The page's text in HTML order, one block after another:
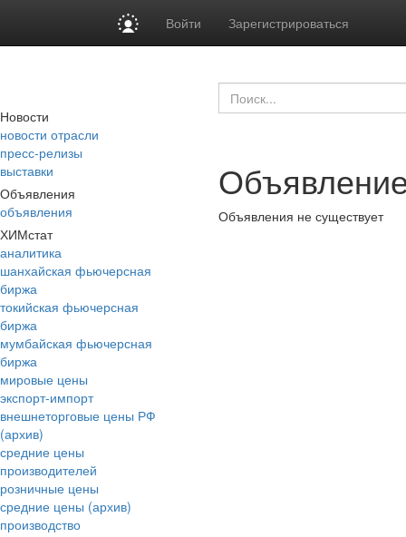
Войти Зарегистрироваться
Новости
новости отрасли
пресс-релизы
выставки
Объявления
объявления
ХИМстат
аналитика
шанхайская фьючерсная
биржа
токийская фьючерсная
биржа
мумбайская фьючерсная
биржа
мировые цены
экспорт-импорт
внешнеторговые цены РФ
(архив)
средние цены
производителей
розничные цены
средние цены (архив)
производство
Объявления не существует